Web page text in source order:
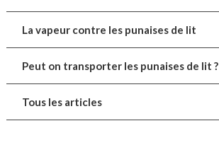
La vapeur contre les punaises de lit
Peut on transporter les punaises de lit ?
Tous les articles